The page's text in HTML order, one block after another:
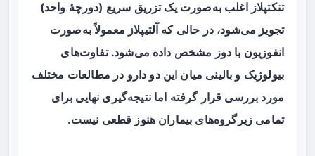
تنکتپلاز اغلب به‌صورت یک تزریق سریع (دورچهٔ واحد)
تجویز می‌شود، در حالی که آلتیپلاز معمولاً به‌صورت
انفوزیون با دوز مشخص داده می‌شود. تفاوت‌های
بیولوژیک و بالینی میان این دو دارو در مطالعات مختلف
مورد بررسی قرار گرفته اما نتیجه‌گیری نهایی برای
تمامی زیرگروه‌های بیماران هنوز قطعی نیست.